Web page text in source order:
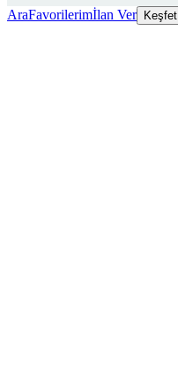
AraFavorilerimİlan Ver Keşfet